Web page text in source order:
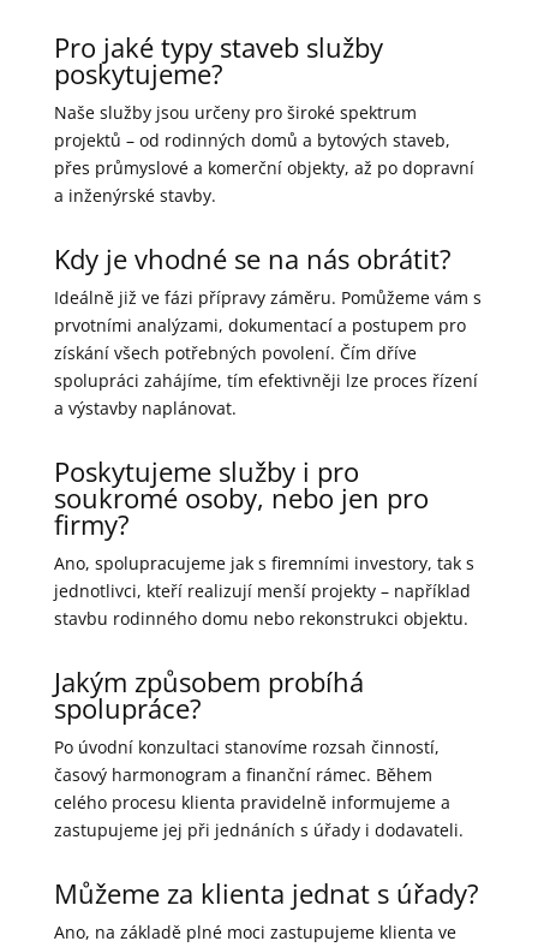
Pro jaké typy staveb služby
poskytujeme?
Naše služby jsou určeny pro široké spektrum
projektů – od rodinných domů a bytových staveb,
přes průmyslové a komerční objekty, až po dopravní
a inženýrské stavby.
Kdy je vhodné se na nás obrátit?
Ideálně již ve fázi přípravy záměru. Pomůžeme vám s
prvotními analýzami, dokumentací a postupem pro
získání všech potřebných povolení. Čím dříve
spolupráci zahájíme, tím efektivněji lze proces řízení
a výstavby naplánovat.
Poskytujeme služby i pro
soukromé osoby, nebo jen pro
firmy?
Ano, spolupracujeme jak s firemními investory, tak s
jednotlivci, kteří realizují menší projekty – například
stavbu rodinného domu nebo rekonstrukci objektu.
Jakým způsobem probíhá
spolupráce?
Po úvodní konzultaci stanovíme rozsah činností,
časový harmonogram a finanční rámec. Během
celého procesu klienta pravidelně informujeme a
zastupujeme jej při jednáních s úřady i dodavateli.
Můžeme za klienta jednat s úřady?
Ano, na základě plné moci zastupujeme klienta ve